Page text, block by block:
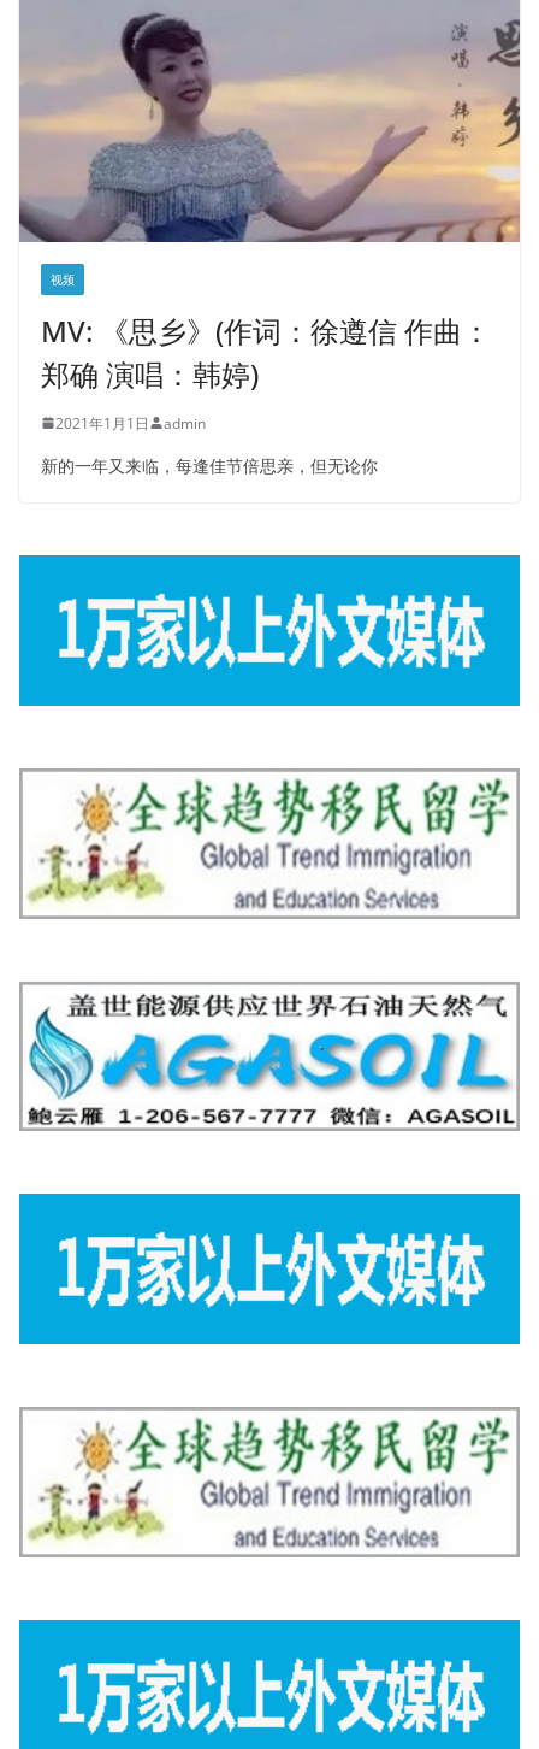
视频
MV: 《思乡》(作词：徐遵信 作曲：
郑确 演唱：韩婷)
2021年1月1日 admin
新的一年又来临，每逢佳节倍思亲，但无论你